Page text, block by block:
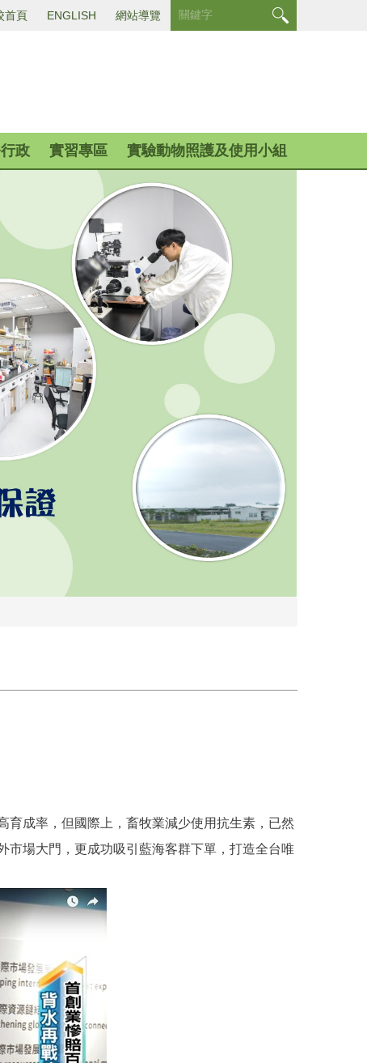
首頁 ENGLISH 網站導覽
政 實習專區 實驗動物照護及使用小組
育成率，但國際上，畜牧業減少使用抗生素，已然
市場大門，更成功吸引藍海客群下單，打造全台唯